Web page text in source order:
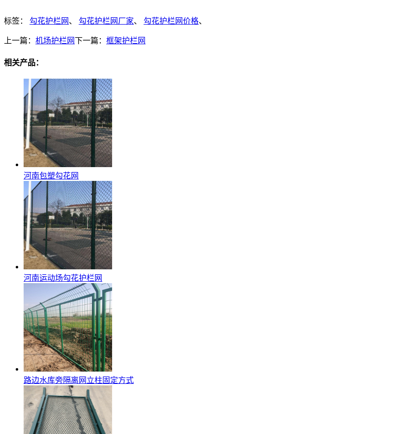
标签： 勾花护栏网 、 勾花护栏网厂家、 勾花护栏网价格、
上一篇： 机场护栏网下一篇： 框架护栏网
相关产品：
河南包塑勾花网
河南运动场勾花护栏网
路边水库旁隔离网立柱固定方式